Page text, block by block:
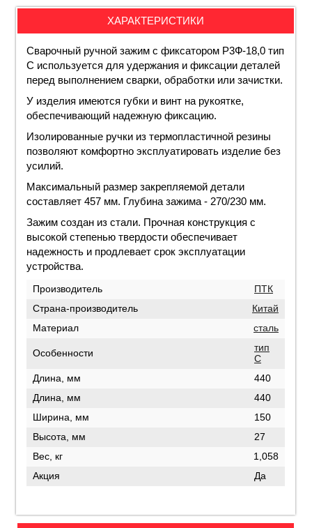
ХАРАКТЕРИСТИКИ
Сварочный ручной зажим с фиксатором Р3Ф-18,0 тип
C используется для удержания и фиксации деталей
перед выполнением сварки, обработки или зачистки.
У изделия имеются губки и винт на рукоятке,
обеспечивающий надежную фиксацию.
Изолированные ручки из термопластичной резины
позволяют комфортно эксплуатировать изделие без
усилий.
Максимальный размер закрепляемой детали
составляет 457 мм. Глубина зажима - 270/230 мм.
Зажим создан из стали. Прочная конструкция с
высокой степенью твердости обеспечивает
надежность и продлевает срок эксплуатации
устройства.
Производитель
ПТК
Страна-производитель
Китай
Материал
сталь
Особенности
тип
C
Длина, мм
440
Длина, мм
440
Ширина, мм
150
Высота, мм
27
Вес, кг
1,058
Акция
Да